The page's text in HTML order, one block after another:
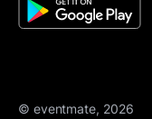
© eventmate, 2026